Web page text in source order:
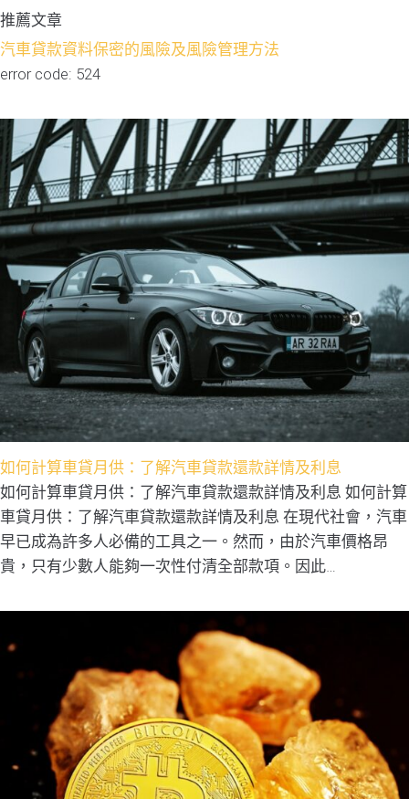
推薦文章
汽車貸款資料保密的風險及風險管理方法
error code: 524
如何計算車貸月供：了解汽車貸款還款詳情及利息
如何計算車貸月供：了解汽車貸款還款詳情及利息 如何計算
車貸月供：了解汽車貸款還款詳情及利息 在現代社會，汽車
早已成為許多人必備的工具之一。然而，由於汽車價格昂
貴，只有少數人能夠一次性付清全部款項。因此…